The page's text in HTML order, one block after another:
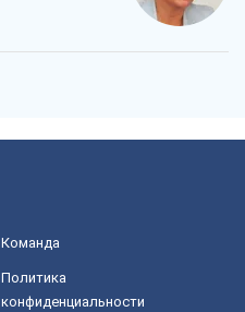
Команда
Политика
конфиденциальности